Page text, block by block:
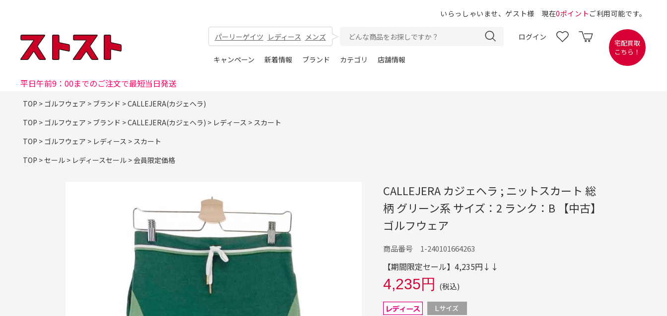
いらっしゃいませ、ゲスト様 現在0ポイント ご利用可能です。
パーリーゲイツ レディース メンズ ログイン
キャンペーン 新着情報 ブランド カテゴリ 店舗情報
宅配買取
こちら！
平日午前9：00までのご注文で最短当日発送
TOP > ゴルフウェア > ブランド >CALLEJERA(カジェヘラ)
TOP > ゴルフウェア > ブランド >CALLEJERA(カジェヘラ) > レディース > スカート
TOP > ゴルフウェア > レディース > スカート
TOP >セール > レディースセール > 会員限定価格
CALLEJERA カジェヘラ ; ニットスカート 総
柄 グリーン系 サイズ：2 ランク：B 【中古】
ゴルフウェア
商品番号 1-240101664263
【期間限定セール】4,235円↓↓
4,235円 (税込)